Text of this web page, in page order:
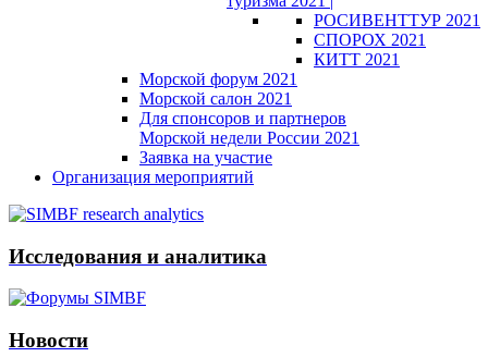
РОСИВЕНТТУР 2021
СПОРОХ 2021
КИТТ 2021
Морской форум 2021
Морской салон 2021
Для спонсоров и партнеров
Морской недели России 2021
Заявка на участие
Организация мероприятий
Исследования и аналитика
Новости